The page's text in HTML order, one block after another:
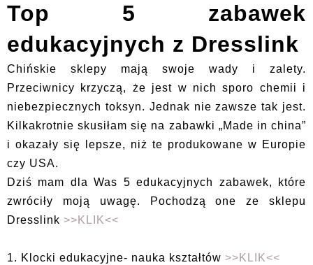
Top 5 zabawek
edukacyjnych z Dresslink
Chińskie sklepy mają swoje wady i zalety.
Przeciwnicy krzyczą, że jest w nich sporo chemii i
niebezpiecznych toksyn. Jednak nie zawsze tak jest.
Kilkakrotnie skusiłam się na zabawki „Made in china”
i okazały się lepsze, niż te produkowane w Europie
czy USA.
Dziś mam dla Was 5 edukacyjnych zabawek, które
zwróciły moją uwagę. Pochodzą one ze sklepu
Dresslink >>KLIK<<
1. Klocki edukacyjne- nauka kształtów >>KLIK<<